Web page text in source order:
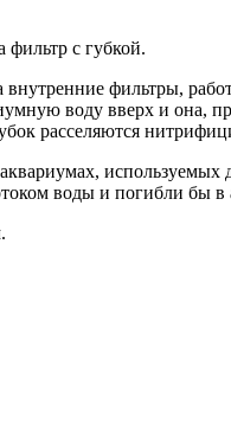
с губкой.
фильтры,
воду вверх и она,
расселяются
воды и погибли бы